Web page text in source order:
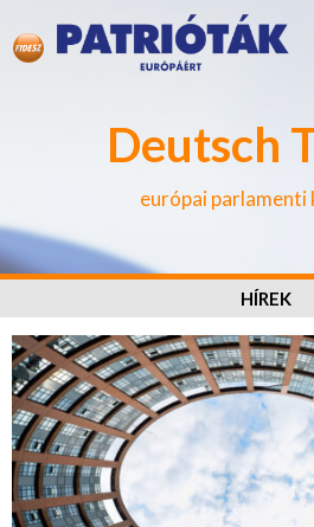
Deutsch
európai parlamenti
HÍREK